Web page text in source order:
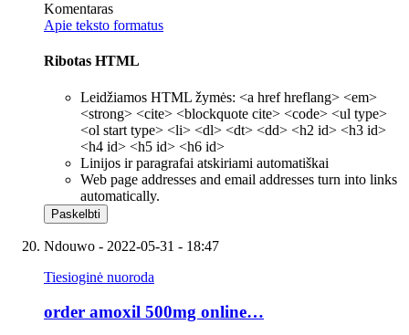
Komentaras
Apie teksto formatus
Ribotas HTML
Leidžiamos HTML žymės: <a href hreflang> <em>
<strong> <cite> <blockquote cite> <code> <ul type>
<ol start type> <li> <dl> <dt> <dd> <h2 id> <h3 id>
<h4 id> <h5 id> <h6 id>
Linijos ir paragrafai atskiriami automatiškai
Web page addresses and email addresses turn into links
automatically.
Ndouwo - 2022-05-31 - 18:47
Tiesioginė nuoroda
order amoxil 500mg online…